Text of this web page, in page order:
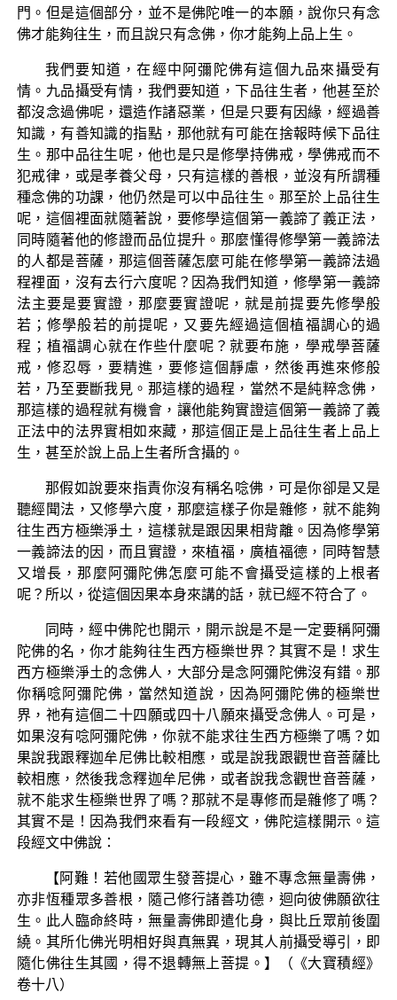
門。但是這個部分，並不是佛陀唯一的本願，說你只有念
佛才能夠往生，而且說只有念佛，你才能夠上品上生。
我們要知道，在經中阿彌陀佛有這個九品來攝受有
情。九品攝受有情，我們要知道，下品往生者，他甚至於
都沒念過佛呢，還造作諸惡業，但是只要有因緣，經過善
知識，有善知識的指點，那他就有可能在捨報時候下品往
生。那中品往生呢，他也是只是修學持佛戒，學佛戒而不
犯戒律，或是孝養父母，只有這樣的善根，並沒有所謂種
種念佛的功課，他仍然是可以中品往生。那至於上品往生
呢，這個裡面就隨著說，要修學這個第一義諦了義正法，
同時隨著他的修證而品位提升。那麼懂得修學第一義諦法
的人都是菩薩，那這個菩薩怎麼可能在修學第一義諦法過
程裡面，沒有去行六度呢？因為我們知道，修學第一義諦
法主要是要實證，那麼要實證呢，就是前提要先修學般
若；修學般若的前提呢，又要先經過這個植福調心的過
程；植福調心就在作些什麼呢？就要布施，學戒學菩薩
戒，修忍辱，要精進，要修這個靜慮，然後再進來修般
若，乃至要斷我見。那這樣的過程，當然不是純粹念佛，
那這樣的過程就有機會，讓他能夠實證這個第一義諦了義
正法中的法界實相如來藏，那這個正是上品往生者上品上
生，甚至於說上品上生者所含攝的。
那假如說要來指責你沒有稱名唸佛，可是你卻是又是
聽經聞法，又修學六度，那麼這樣子你是雜修，就不能夠
往生西方極樂淨土，這樣就是跟因果相背離。因為修學第
一義諦法的因，而且實證，來植福，廣植福德，同時智慧
又增長，那麼阿彌陀佛怎麼可能不會攝受這樣的上根者
呢？所以，從這個因果本身來講的話，就已經不符合了。
同時，經中佛陀也開示，開示說是不是一定要稱阿彌
陀佛的名，你才能夠往生西方極樂世界？其實不是！求生
西方極樂淨土的念佛人，大部分是念阿彌陀佛沒有錯。那
你稱唸阿彌陀佛，當然知道說，因為阿彌陀佛的極樂世
界，祂有這個二十四願或四十八願來攝受念佛人。可是，
如果沒有唸阿彌陀佛，你就不能求往生西方極樂了嗎？如
果說我跟釋迦牟尼佛比較相應，或是說我跟觀世音菩薩比
較相應，然後我念釋迦牟尼佛，或者說我念觀世音菩薩，
就不能求生極樂世界了嗎？那就不是專修而是雜修了嗎？
其實不是！因為我們來看有一段經文，佛陀這樣開示。這
段經文中佛說：
【阿難！若他國眾生發菩提心，雖不專念無量壽佛，
亦非恆種眾多善根，隨己修行諸善功德，迴向彼佛願欲往
生。此人臨命終時，無量壽佛即遣化身，與比丘眾前後圍
繞。其所化佛光明相好與真無異，現其人前攝受導引，即
隨化佛往生其國，得不退轉無上菩提。】（《大寶積經》
卷十八）